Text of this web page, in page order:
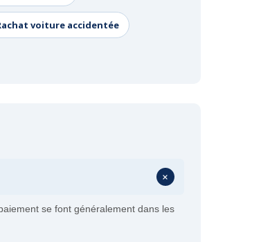
voiture accidentée
+
se font généralement dans les